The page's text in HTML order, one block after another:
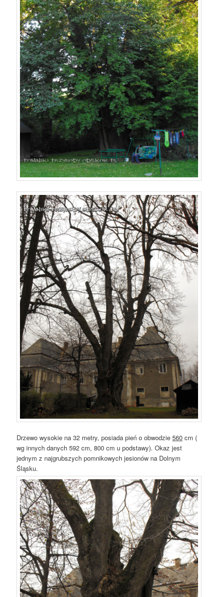
Drzewo wysokie na 32 metry, posiada pień o obwodzie560 cm (
wg innych danych 592 cm, 800 cm u podstawy). Okaz jest
jednym z najgrubszych pomnikowych jesionów na Dolnym
Śląsku.